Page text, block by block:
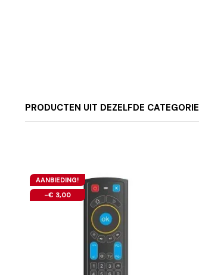
PRODUCTEN UIT DEZELFDE CATEGORIE
AANBIEDING!
-€ 3,00